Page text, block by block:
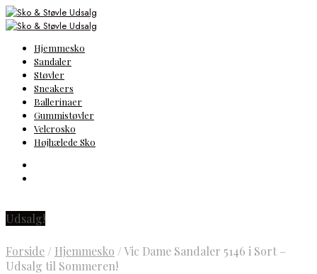
Hjemmesko
Sandaler
Støvler
Sneakers
Ballerinaer
Gummistøvler
Velcrosko
Højhælede Sko
Udsalg!
Forside / Hjemmesko /Vic Dame Sandaler 5146 i Sort –
Udsalg til Sommeren!